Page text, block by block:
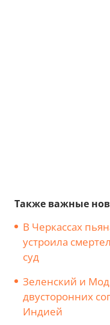
Также важные
В Черкассах
устроила
суд
Зеленский и
двусторонних
Индией